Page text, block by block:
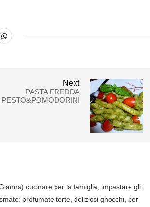
Next
PASTA FREDDA
PESTO&POMODORINI
cucinare per la famiglia, impastare gli
profumate torte, deliziosi gnocchi, per